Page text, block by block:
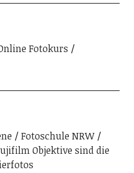
Fotokurs
Fotoschule NRW
Objektive sind die